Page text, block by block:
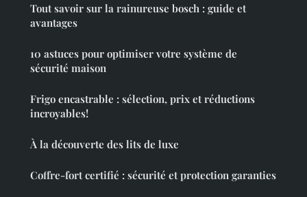
Tout savoir sur la rainureuse bosch : guide et
avantages
10 astuces pour optimiser votre système de
sécurité maison
Frigo encastrable : sélection, prix et réductions
incroyables!
À la découverte des lits de luxe
Coffre-fort certifié : sécurité et protection garanties